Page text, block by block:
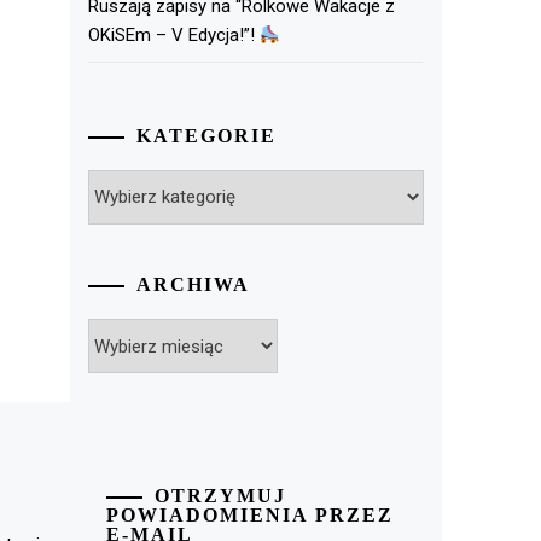
Ruszają zapisy na “Rolkowe Wakacje z
OKiSEm – V Edycja!”!
KATEGORIE
ARCHIWA
OTRZYMUJ
POWIADOMIENIA PRZEZ
E-MAIL